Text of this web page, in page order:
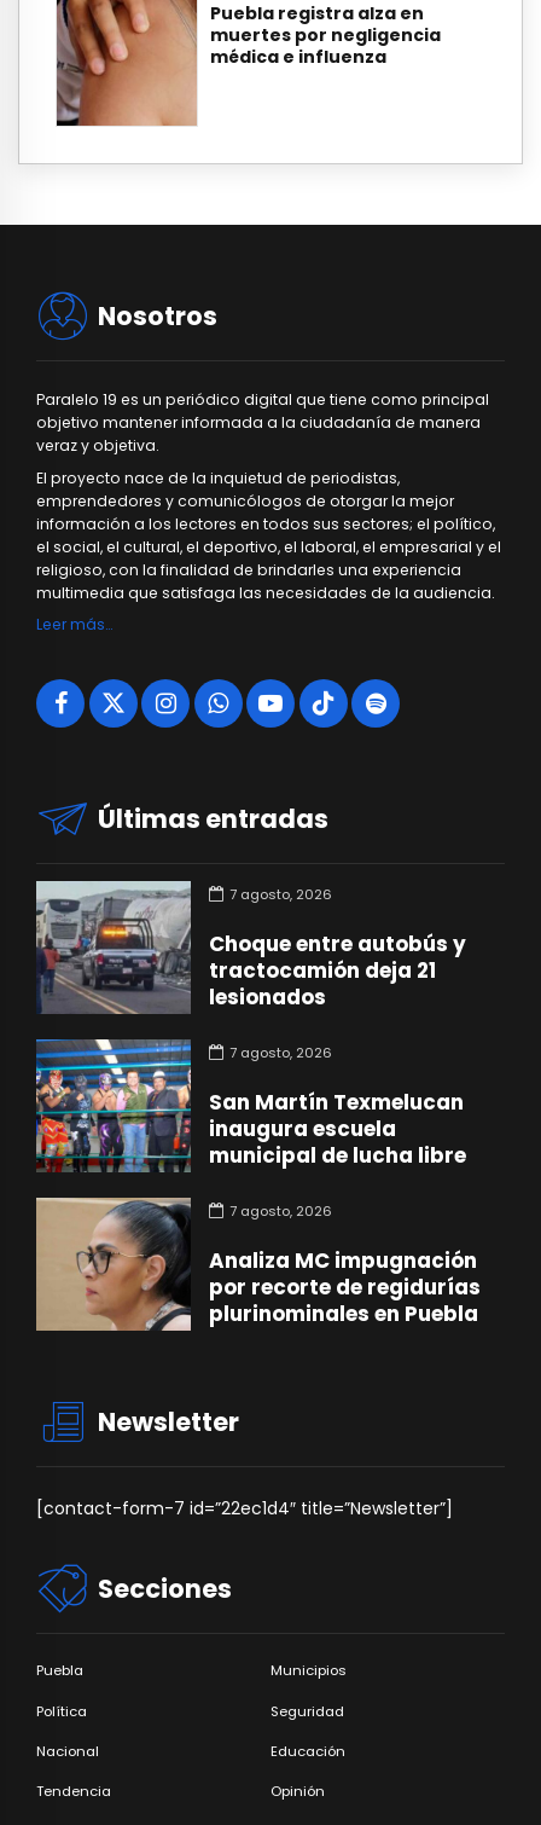
Puebla registra alza en
muertes por negligencia
médica e influenza
Nosotros
Paralelo 19 es un periódico digital que tiene como principal
objetivo mantener informada a la ciudadanía de manera
veraz y objetiva.
El proyecto nace de la inquietud de periodistas,
emprendedores y comunicólogos de otorgar la mejor
información a los lectores en todos sus sectores; el político,
el social, el cultural, el deportivo, el laboral, el empresarial y el
religioso, con la finalidad de brindarles una experiencia
multimedia que satisfaga las necesidades de la audiencia.
Leer más…
Últimas entradas
7 agosto, 2026
Choque entre autobús y
tractocamión deja 21
lesionados
7 agosto, 2026
San Martín Texmelucan
inaugura escuela
municipal de lucha libre
7 agosto, 2026
Analiza MC impugnación
por recorte de regidurías
plurinominales en Puebla
Newsletter
[contact-form-7 id=”22ec1d4″ title=”Newsletter”]
Secciones
Puebla Municipios
Política Seguridad
Nacional Educación
Tendencia Opinión